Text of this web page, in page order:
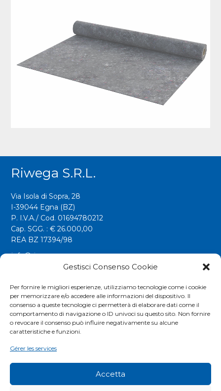
Gestisci Consenso Cookie
Per fornire le migliori esperienze, utilizziamo tecnologie come i cookie
per memorizzare e/o accedere alle informazioni del dispositivo. Il
consenso a queste tecnologie ci permetterà di elaborare dati come il
comportamento di navigazione o ID univoci su questo sito. Non fornire
o revocare il consenso può influire negativamente su alcune
caratteristiche e funzioni.
Gérer les services
Accetta
Riwega S.r.l.
Via Isola di Sopra, 28
I-39044 Egna (BZ)
P. I.V.A./ Cod. 01694780212
Cap. SGG. : € 26.000,00
REA BZ 17394/98
info@riwega.com
riwega@legalmail.it
Fax. +39 0471 827555
Social